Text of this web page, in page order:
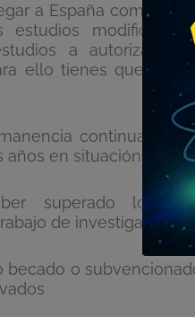
a España como
estudios modificar
a autorización
ello tienes que
continuada en
años en situación de
superado los
de investigación
becado o